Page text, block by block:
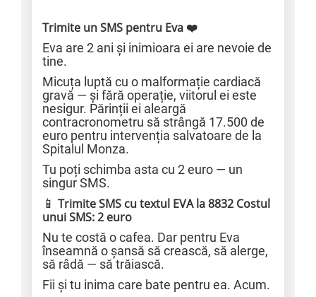
Trimite un SMS pentru Eva ❤️
Eva are 2 ani și inimioara ei are nevoie de
tine.
Micuța luptă cu o malformație cardiacă
gravă — și fără operație, viitorul ei este
nesigur. Părinții ei aleargă
contracronometru să strângă 17.500 de
euro pentru intervenția salvatoare de la
Spitalul Monza.
Tu poți schimba asta cu 2 euro — un
singur SMS.
📱 Trimite SMS cu textul EVA la 8832 Costul
unui SMS: 2 euro
Nu te costă o cafea. Dar pentru Eva
înseamnă o șansă să crească, să alerge,
să râdă — să trăiască.
Fii și tu inima care bate pentru ea. Acum.